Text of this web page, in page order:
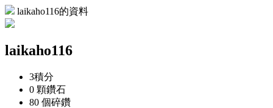
laikaho116的資料
laikaho116
3積分
0 顆鑽石
80 個碎鑽